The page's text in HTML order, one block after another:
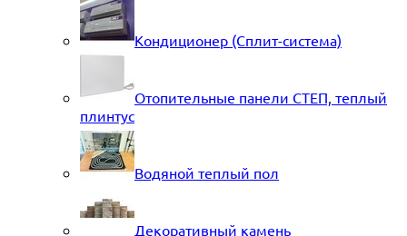
Кондиционер (Сплит-система)
Отопительные панели СТЕП, теплый
плинтус
Водяной теплый пол
Декоративный камень